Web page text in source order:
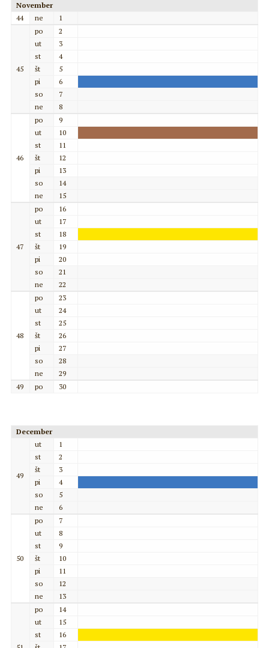
November
44
ne 1
45
po
2
ut
3
st
4
št
5
pi
6
so
7
ne
8
46
po
9
ut
10
st
11
št
12
pi
13
so
14
ne
15
47
po
16
ut
17
st
18
št
19
pi
20
so
21
ne
22
48
po
23
ut
24
st
25
št
26
pi
27
so
28
ne
29
49
po 30
December
49
ut
1
st
2
št
3
pi
4
so
5
ne
6
50
po
7
ut
8
st
9
št
10
pi
11
so
12
ne
13
po
14
ut
15
st
16